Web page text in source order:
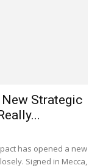
Strategic
has opened a new
Signed in Mecca,